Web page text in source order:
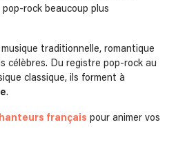
rock beaucoup plus
traditionnelle, romantique
célèbres. Du registre pop-rock au
classique, ils forment à
.
français pour animer vos